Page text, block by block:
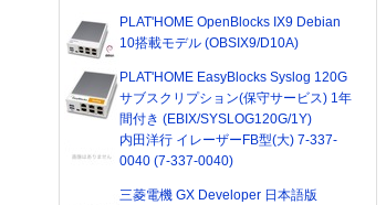
PLAT'HOME OpenBlocks IX9 Debian
10搭載モデル (OBSIX9/D10A)
PLAT'HOME EasyBlocks Syslog 120G
サブスクリプション(保守サービス) 1年
間付き (EBIX/SYSLOG120G/1Y)
内田洋行 イレーザーFB型(大) 7-337-
0040 (7-337-0040)
三菱電機 GX Developer 日本語版